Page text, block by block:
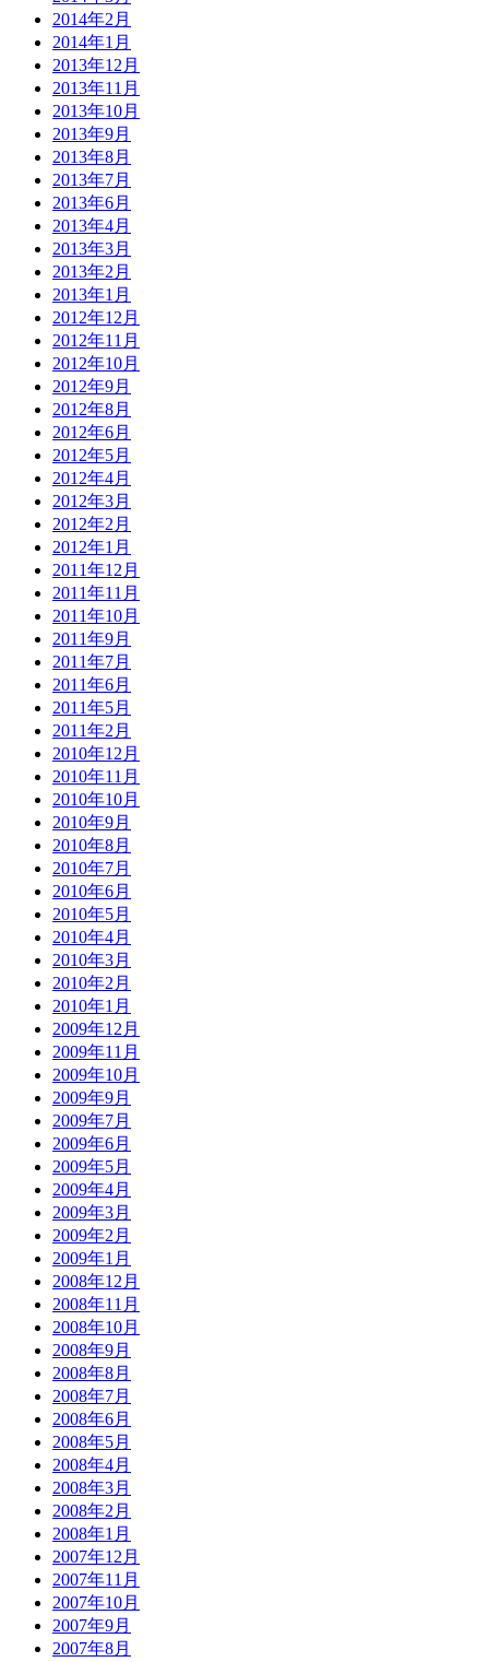
2014年2月
2014年1月
2013年12月
2013年11月
2013年10月
2013年9月
2013年8月
2013年7月
2013年6月
2013年4月
2013年3月
2013年2月
2013年1月
2012年12月
2012年11月
2012年10月
2012年9月
2012年8月
2012年6月
2012年5月
2012年4月
2012年3月
2012年2月
2012年1月
2011年12月
2011年11月
2011年10月
2011年9月
2011年7月
2011年6月
2011年5月
2011年2月
2010年12月
2010年11月
2010年10月
2010年9月
2010年8月
2010年7月
2010年6月
2010年5月
2010年4月
2010年3月
2010年2月
2010年1月
2009年12月
2009年11月
2009年10月
2009年9月
2009年7月
2009年6月
2009年5月
2009年4月
2009年3月
2009年2月
2009年1月
2008年12月
2008年11月
2008年10月
2008年9月
2008年8月
2008年7月
2008年6月
2008年5月
2008年4月
2008年3月
2008年2月
2008年1月
2007年12月
2007年11月
2007年10月
2007年9月
2007年8月